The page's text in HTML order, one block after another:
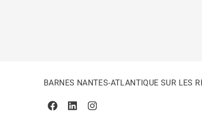
BARNES NANTES-ATLANTIQUE SUR LES
FacebookLinkedinInstagram